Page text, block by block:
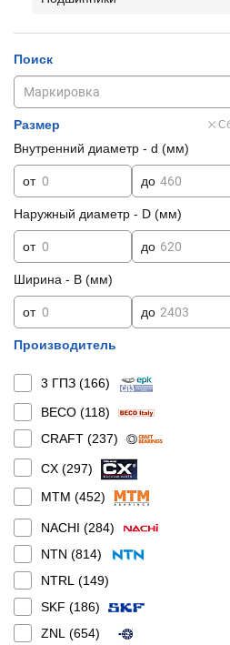
Поиск
Размер
Внутренний диаметр - d (мм)
от до
Наружный диаметр - D (мм)
от до
Ширина - B (мм)
от до
Производитель
3 ГПЗ (166)
BECO (118)
CRAFT (237)
CX (297)
MTM (452)
NACHI (284)
NTN (814)
NTRL (149)
SKF (186)
ZNL (654)